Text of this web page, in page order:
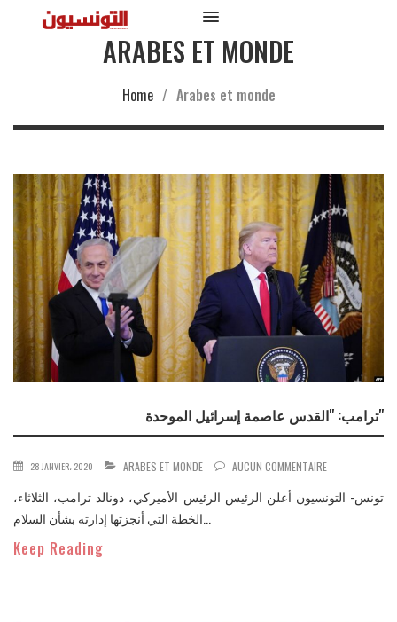
ARABES ET MONDE
Home / Arabes et monde
ترامب: "القدس عاصمة إسرائيل الموحدة"
28 JANVIER، 2020 ARABES ET MONDE AUCUN COMMENTAIRE
تونس- التونسيون أعلن الرئيس الرئيس الأميركي، دونالد ترامب، الثلاثاء،
Keep Reading